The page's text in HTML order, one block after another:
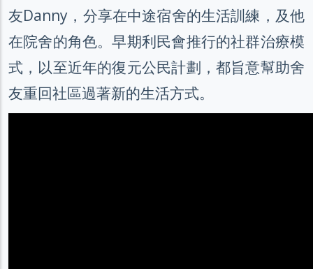
友Danny，分享在中途宿舍的生活訓練，及他
在院舍的角色。早期利民會推行的社群治療模
式，以至近年的復元公民計劃，都旨意幫助舍
友重回社區過著新的生活方式。